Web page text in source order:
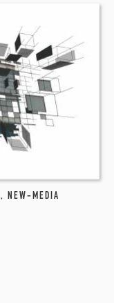
, NEW-MEDIA